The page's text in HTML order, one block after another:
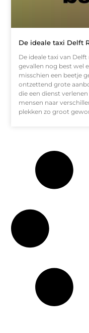
De ideale taxi Delft
De ideale taxi van
gevallen nog best wel
misschien een beetje
ontzettend grote
die een dienst
mensen naar
plekken zo groot